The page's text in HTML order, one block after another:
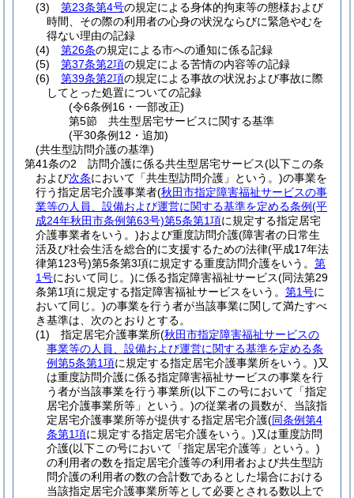
(3)
第23条第4号の規定による身体的拘束等の態様および
時間、その際の利用者の心身の状況ならびに緊急やむを
得ない理由の記録
(4)
第26条の規定による市への通知に係る記録
(5)
第37条第2項の規定による苦情の内容等の記録
(6)
第39条第2項の規定による事故の状況および事故に際
してとった処置についての記録
(令6条例16・一部改正)
第5節
共生型居宅サービスに関する基準
(平30条例12・追加)
(共生型訪問介護の基準)
第41条の2
訪問介護に係る共生型居宅サービス(以下この条
および次条において「共生型訪問介護」という。)の事業を
行う指定居宅介護事業者(秋田市指定障害福祉サービスの事
業等の人員、設備および運営に関する基準を定める条例(平
成24年秋田市条例第63号)第5条第1項に規定する指定居宅
介護事業者をいう。)および重度訪問介護(障害者の日常生
活及び社会生活を総合的に支援するための法律(平成17年法
律第123号)第5条第3項に規定する重度訪問介護をいう。 第
1号において同じ。)に係る指定障害福祉サービス(同法第29
条第1項に規定する指定障害福祉サービスをいう。 第1号に
おいて同じ。)の事業を行う者が当該事業に関して満たすべ
き基準は、次のとおりとする。
(1)
指定居宅介護事業所(秋田市指定障害福祉サービスの
事業等の人員、設備および運営に関する基準を定める条
例第5条第1項に規定する指定居宅介護事業所をいう。)又
は重度訪問介護に係る指定障害福祉サービスの事業を行
う者が当該事業を行う事業所(以下この号において「指定
居宅介護事業所等」という。)の従業者の員数が、当該指
定居宅介護事業所等が提供する指定居宅介護(同条例第4
条第1項に規定する指定居宅介護をいう。)又は重度訪問
介護(以下この号において「指定居宅介護等」という。)
の利用者の数を指定居宅介護等の利用者および共生型訪
問介護の利用者の数の合計数であるとした場合における
当該指定居宅介護事業所等として必要とされる数以上で